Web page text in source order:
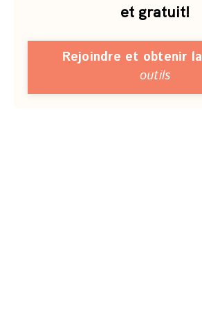
et gratuit!
Rejoindre et obtenir la
outils